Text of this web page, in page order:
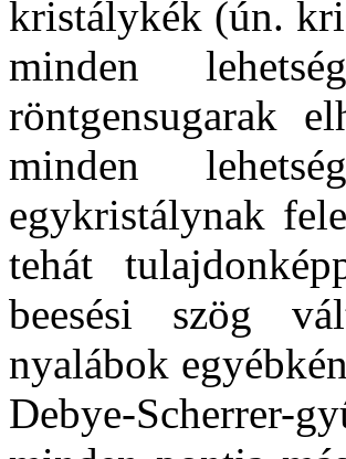
kristálykék (ún.
minden
röntgensugarak
minden
egykristálynak
tehát
beesési szög
nyalábok
Debye-